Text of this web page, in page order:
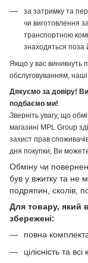
за затримку та
чи виготовлення
транспортною
знаходяться поза
Якщо у вас виникнуть
обслуговуванням,
Дякуємо за довіру!
подбаємо ми!
Зверніть увагу, що
магазині MPL Group
захист прав
дня покупки, Ви
Обміну чи
був у вжитку та не
подряпин, сколів,
Для товару, який
збережені:
повна
цілісність та